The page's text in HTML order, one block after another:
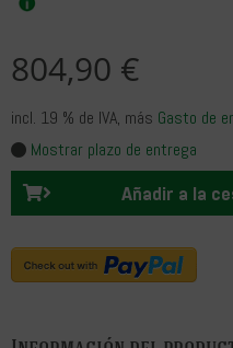
804,90 €
incl. 19 % de IVA, más Gasto de
Mostrar plazo de entrega
Añadir a la